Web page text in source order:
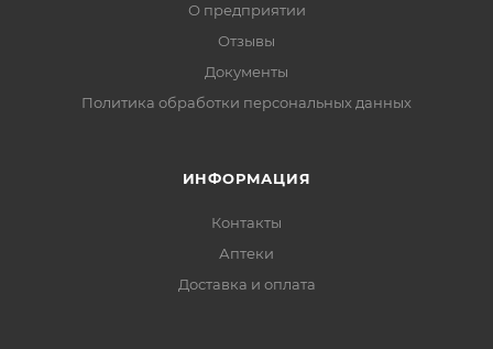
О предприятии
Отзывы
Документы
Политика обработки персональных данных
ИНФОРМАЦИЯ
Контакты
Аптеки
Доставка и оплата